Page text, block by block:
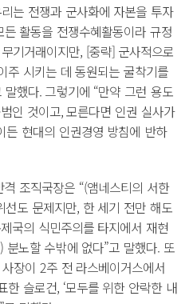
는 전쟁과 군사화에 자본을 투자
활동을 전쟁수혜활동이라 규정
기거래이지만, [중략] 군사적으로
주 시키는 데 동원되는 굴착기를
했다. 그렇기에 “만약 그런 용도
인 것이고, 모른다면 인권 실사가
든 현대의 인권경영 방침에 반하
조직국장은 “(앰네스티의 서한
도 문제지만, 한 세기 전만 해도
국의 식민주의를 타지에서 재현
노할 수밖에 없다”고 말했다. 또
장이 2주 전 라스베이거스에서
슬로건, ‘모두를 위한 안락한 내